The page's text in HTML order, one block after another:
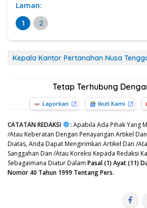
Laman:
1
2
Kepala Kantor Pertanahan Nusa
Tetap Terhubung
Laporkan Ikuti Kami
CATATAN REDAKSI : Apabila Ada Pihak Yang
/Atau Keberatan Dengan Penayangan Artikel
Diatas, Anda Dapat Mengirimkan Artikel Dan /
Sanggahan Dan /Atau Koreksi Kepada Redaksi
Sebagaimana Diatur Dalam Pasal (1) Ayat (11)
Nomor 40 Tahun 1999 Tentang Pers.